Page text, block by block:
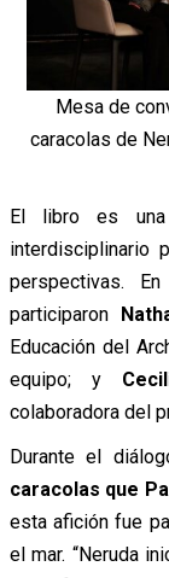
Mesa de
caracolas de
El libro es
interdisciplinario
perspectivas.
participaron
Educación del
equipo; y
colaboradora del
Durante el
caracolas que
esta afición fue
el mar. “Neruda